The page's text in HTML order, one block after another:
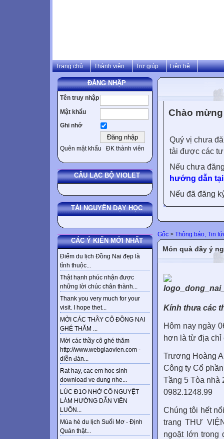
Trang chủ Thành viên Trợ giúp Liên hệ
ĐĂNG NHẬP
Tên truy nhập
Mật khẩu
Ghi nhớ
Quên mật khẩu ĐK thành viên
CÂU LẠC BỘ VIOLET
TÀI NGUYÊN DẠY HỌC
CÁC Ý KIẾN MỚI NHẤT
Điểm du lịch Đồng Nai đẹp là
tỉnh thuộc...
Thật hạnh phúc nhận được
những lời chúc chân thành...
Thank you very much for your
visit. I hope thet...
MỜI CÁC THẦY CÔ ĐỒNG NAI
GHÉ THĂM ...
Mời các thầy cô ghé thăm
http://www.webgiaovien.com -
diễn đàn...
Rat hay, cac em hoc sinh
download ve dung nhe...
LÚC Đ1O NHỜ CÔ NGUYỆT
LÀM HƯỚNG DẪN VIÊN
LUÔN...
Mùa hè du lịch Suối Mơ - Định
Quán thật...
Chào
Quý vị chưa
tải được các
Nếu chưa
hướng dẫn
Nếu đã đăng
Gốc > Thông báo, Tin
Món quà đầy ý
Kính thưa các
Hôm nay ngày
hơn là từ địa chỉ
Trương Hoàng
Công ty Cổ
Tầng 5 Tòa nhà
0982.1248.99
Chúng tôi hết
trang THƯ
ngoặt lớn trong